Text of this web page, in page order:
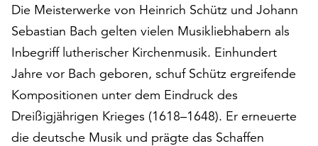
genutzt
werden.
Klicken
Sie
auf
„Alle
akzeptieren“,
um
Die Meisterwerke von Heinrich Schütz und Johann
Sebastian Bach gelten vielen Musikliebhabern als
Inbegriff lutherischer Kirchenmusik. Einhundert
Jahre vor Bach geboren, schuf Schütz ergreifende
Kompositionen unter dem Eindruck des
Dreißigjährigen Krieges (1618–1648). Er erneuerte
die deutsche Musik und prägte das Schaffen